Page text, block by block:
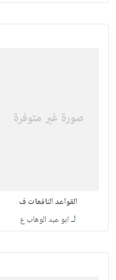
القواعد النافعات ف
لـ ابو عبد الوهاب ع